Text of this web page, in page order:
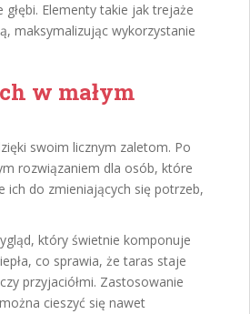
Elementy takie jak trejaże
maksymalizując wykorzystanie
w małym
swoim licznym zaletom. Po
rozwiązaniem dla osób, które
ich do zmieniających się potrzeb,
który świetnie komponuje
co sprawia, że taras staje
przyjaciółmi. Zastosowanie
cieszyć się nawet